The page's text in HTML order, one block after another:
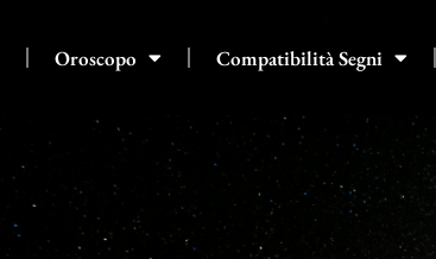
Oroscopo Compatibilità Segni